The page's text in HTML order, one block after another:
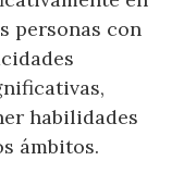
personas con
habilidades
ámbitos.